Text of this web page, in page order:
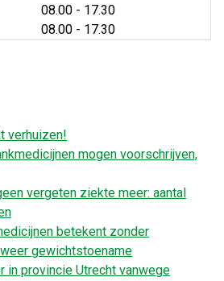
08.00 - 17.30
08.00 - 17.30
verhuizen!
mogen voorschrijven,
vergeten ziekte meer: aantal
betekent zonder
gewichtstoename
in provincie Utrecht vanwege